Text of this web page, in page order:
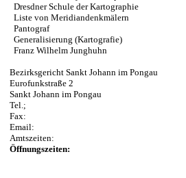
Dresdner Schule der Kartographie
Liste von Meridiandenkmälern
Pantograf
Generalisierung (Kartografie)
Franz Wilhelm Junghuhn
Bezirksgericht Sankt Johann im Pongau
Eurofunkstraße 2
Sankt Johann im Pongau
Tel.;
Fax:
Email:
Amtszeiten:
Öffnungszeiten: